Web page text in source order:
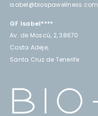
isabel@biospawellness.com
GF Isabel****
Av. de Moscú, 2, 38670
Costa Adeje,
Santa Cruz de Tenerife